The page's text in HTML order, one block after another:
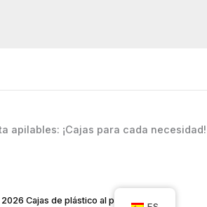
apilables: ¡Cajas para cada necesidad!
Cajas de plástico al por mayor